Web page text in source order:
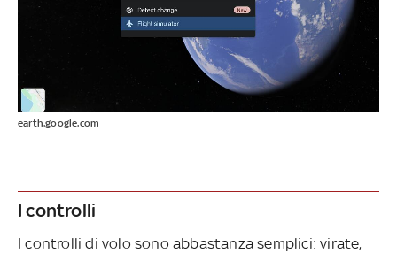
earth.google.com
I controlli
I controlli di volo sono abbastanza semplici: virate,